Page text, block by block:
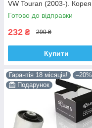
VW Touran (2003-). Корея
ACSUSS! 34559 , JBU602 ,
VKDS331037
Готово до відправки
232 ₴ 290 ₴
Купити
Гарантія 18 місяців!
–20%
Подарунок